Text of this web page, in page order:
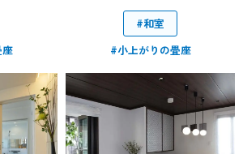
#和室
#小上がりの畳座